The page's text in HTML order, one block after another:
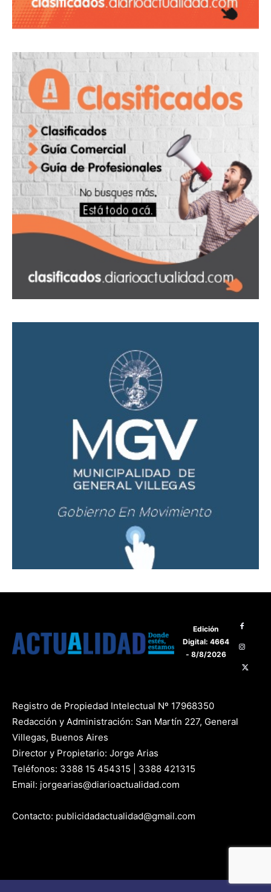
Edición
Digital: 4664
- 8/8/2026
Registro de Propiedad Intelectual Nº 17968350
Redacción y Administración: San Martín 227, General
Villegas, Buenos Aires
Director y Propietario: Jorge Arias
Teléfonos: 3388 15 454315 | 3388 421315
Email: jorgearias@diarioactualidad.com
Contacto: publicidadactualidad@gmail.com